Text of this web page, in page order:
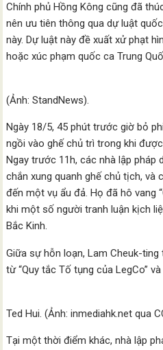
Chính phủ Hồng Kông cũng đã
nên ưu tiên thông qua dự luật
này. Dự luật này đề xuất xử phạt
hoặc xúc phạm quốc ca Trung
(Ảnh: StandNews).
Ngày 18/5, 45 phút trước giờ bỏ
ngồi vào ghế chủ trì trong khi
Ngay trước 11h, các nhà lập pháp
chắn xung quanh ghế chủ tịch, và
đến một vụ ẩu đả. Họ đã hô vang
khi một số người tranh luận kịch
Bắc Kinh.
Giữa sự hỗn loạn, Lam Cheuk-
từ “Quy tắc Tố tụng của LegCo”
Ted Hui. (Ảnh: inmediahk.net qua
Tại một thời điểm khác, nhà lập